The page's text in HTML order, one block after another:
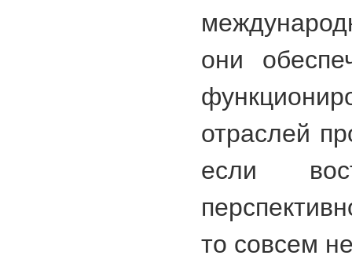
они
отраслей
если
то совсем